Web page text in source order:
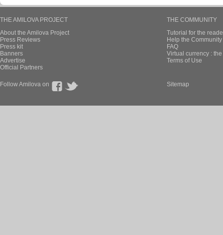
THE AMILOVA PROJECT
About the Amilova Project
Press Reviews
Press kit
Banners
Advertise
Official Partners
THE COMMUNITY
Tutorial for the
Help the
FAQ
Virtual currency :
Terms of Use
Follow Amilova on Sitemap